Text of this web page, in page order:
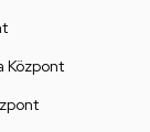
Központ